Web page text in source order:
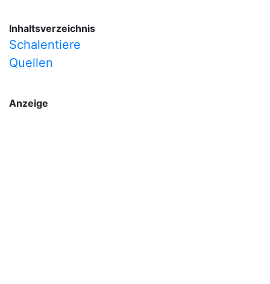
Inhaltsverzeichnis
Schalentiere
Quellen
Anzeige